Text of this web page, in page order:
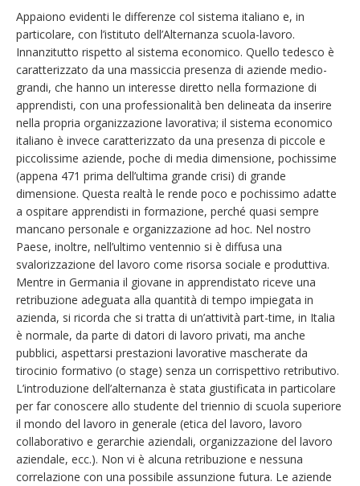
Appaiono evidenti le differenze col sistema italiano e, in
particolare, con l’istituto dell’Alternanza scuola-lavoro.
Innanzitutto rispetto al sistema economico. Quello tedesco è
caratterizzato da una massiccia presenza di aziende medio-
grandi, che hanno un interesse diretto nella formazione di
apprendisti, con una professionalità ben delineata da inserire
nella propria organizzazione lavorativa; il sistema economico
italiano è invece caratterizzato da una presenza di piccole e
piccolissime aziende, poche di media dimensione, pochissime
(appena 471 prima dell’ultima grande crisi) di grande
dimensione. Questa realtà le rende poco e pochissimo adatte
a ospitare apprendisti in formazione, perché quasi sempre
mancano personale e organizzazione ad hoc. Nel nostro
Paese, inoltre, nell’ultimo ventennio si è diffusa una
svalorizzazione del lavoro come risorsa sociale e produttiva.
Mentre in Germania il giovane in apprendistato riceve una
retribuzione adeguata alla quantità di tempo impiegata in
azienda, si ricorda che si tratta di un’attività part-time, in Italia
è normale, da parte di datori di lavoro privati, ma anche
pubblici, aspettarsi prestazioni lavorative mascherate da
tirocinio formativo (o stage) senza un corrispettivo retributivo.
L’introduzione dell’alternanza è stata giustificata in particolare
per far conoscere allo studente del triennio di scuola superiore
il mondo del lavoro in generale (etica del lavoro, lavoro
collaborativo e gerarchie aziendali, organizzazione del lavoro
aziendale, ecc.). Non vi è alcuna retribuzione e nessuna
correlazione con una possibile assunzione futura. Le aziende